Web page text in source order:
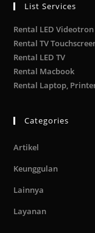
List Services
Rental LED Videotron
Rental TV
Rental LED TV
Rental Macbook
Rental Laptop,
Categories
Artikel
Keunggulan
Lainnya
Layanan